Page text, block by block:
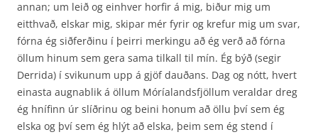
annan; um leið og einhver horfir á mig, biður mig um
eitthvað, elskar mig, skipar mér fyrir og krefur mig um svar,
fórna ég siðferðinu í þeirri merkingu að ég verð að fórna
öllum hinum sem gera sama tilkall til mín. Ég býð (segir
Derrida) í svikunum upp á gjöf dauðans. Dag og nótt, hvert
einasta augnablik á öllum Móríalandsfjöllum veraldar dreg
ég hnífinn úr slíðrinu og beini honum að öllu því sem ég
elska og því sem ég hlýt að elska, þeim sem ég stend í